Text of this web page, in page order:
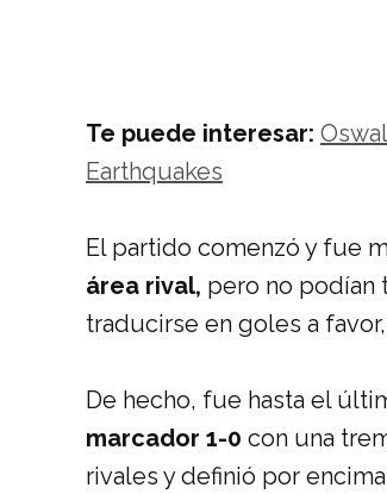
Te puede interesar:
Earthquakes
El partido comenzó y fue
área rival, pero no podían
traducirse en goles a
De hecho, fue hasta el
marcador 1-0 con una
rivales y definió por